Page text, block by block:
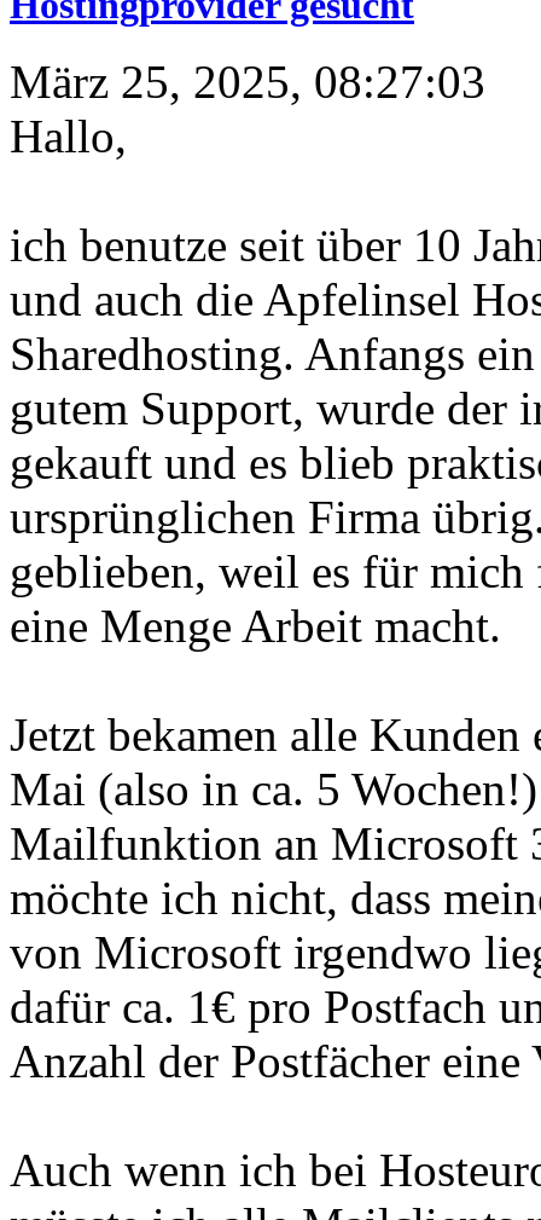
März 25, 2025, 08:27:03
Hallo,
ich benutze seit über 10
und auch die Apfelinsel
Sharedhosting. Anfangs
gutem Support, wurde der
gekauft und es blieb
ursprünglichen Firma
geblieben, weil es für
eine Menge Arbeit macht.
Jetzt bekamen alle
Mai (also in ca. 5
Mailfunktion an Microsoft
möchte ich nicht, dass
von Microsoft irgendwo
dafür ca. 1€ pro Postfach
Anzahl der Postfächer eine
Auch wenn ich bei